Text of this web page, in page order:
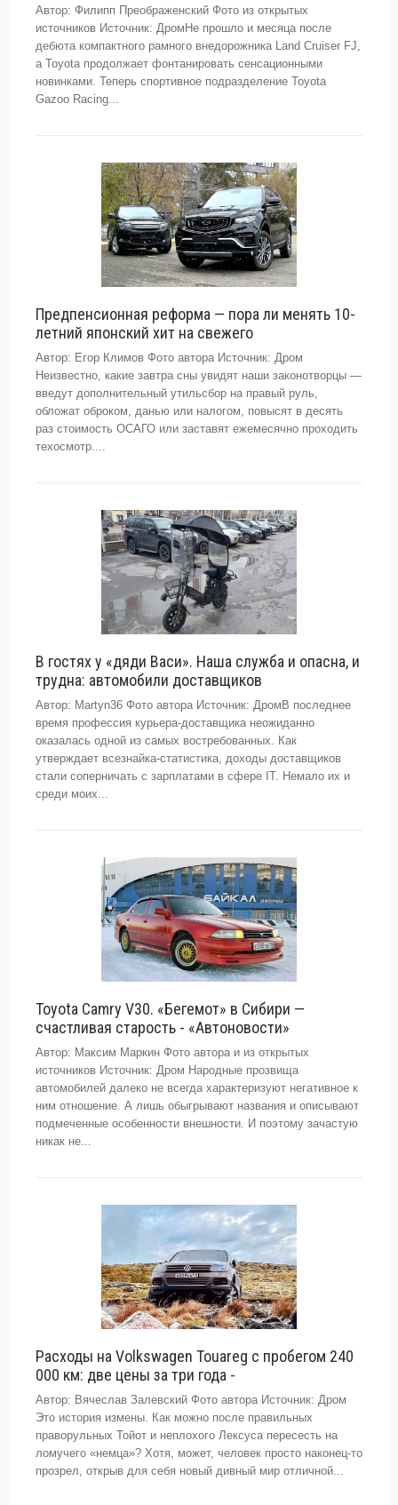
Автор: Филипп Преображенский Фото из открытых
источников Источник: ДромНе прошло и месяца после
дебюта компактного рамного внедорожника Land Cruiser FJ,
а Toyota продолжает фонтанировать сенсационными
новинками. Теперь спортивное подразделение Toyota
Gazoo Racing...
Предпенсионная реформа — пора ли менять 10-
летний японский хит на свежего
Автор: Егор Климов Фото автора Источник: Дром
Неизвестно, какие завтра сны увидят наши законотворцы —
введут дополнительный утильсбор на правый руль,
обложат оброком, данью или налогом, повысят в десять
раз стоимость ОСАГО или заставят ежемесячно проходить
техосмотр....
В гостях у «дяди Васи». Наша служба и опасна, и
трудна: автомобили доставщиков
Автор: Martyn36 Фото автора Источник: ДромВ последнее
время профессия курьера-доставщика неожиданно
оказалась одной из самых востребованных. Как
утверждает всезнайка-статистика, доходы доставщиков
стали соперничать с зарплатами в сфере IT. Немало их и
среди моих...
Toyota Camry V30. «Бегемот» в Сибири —
счастливая старость - «Автоновости»
Автор: Максим Маркин Фото автора и из открытых
источников Источник: Дром Народные прозвища
автомобилей далеко не всегда характеризуют негативное к
ним отношение. А лишь обыгрывают названия и описывают
подмеченные особенности внешности. И поэтому зачастую
никак не...
Расходы на Volkswagen Touareg с пробегом 240
000 км: две цены за три года -
Автор: Вячеслав Залевский Фото автора Источник: Дром
Это история измены. Как можно после правильных
праворульных Тойот и неплохого Лексуса пересесть на
ломучего «немца»? Хотя, может, человек просто наконец-то
прозрел, открыв для себя новый дивный мир отличной...